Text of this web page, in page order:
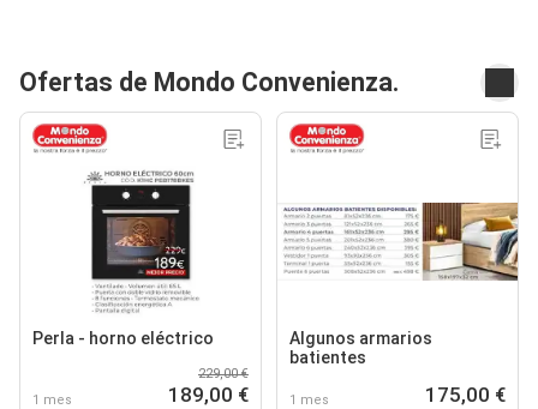
Ofertas de Mondo Convenienza.
Perla - horno eléctrico
1 mes
229,00 €
189,00 €
Algunos armarios
batientes
1 mes 175,00 €